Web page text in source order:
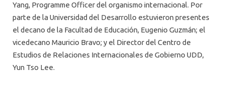
Yang, Programme Officer del organismo internacional. Por
parte de la Universidad del Desarrollo estuvieron presentes
el decano de la Facultad de Educación, Eugenio Guzmán; el
vicedecano Mauricio Bravo; y el Director del Centro de
Estudios de Relaciones Internacionales de Gobierno UDD,
Yun Tso Lee.